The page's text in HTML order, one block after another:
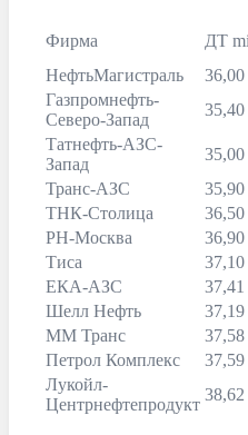
Фирма ДТ
НефтьМагистраль
36,00
Газпромнефть-
Северо-Запад
35,40
Татнефть-АЗС-
Запад
35,00
Транс-АЗС
35,90
ТНК-Столица
36,50
РН-Москва
36,90
Тиса
37,10
ЕКА-АЗС
37,41
Шелл Нефть
37,19
ММ Транс
37,58
Петрол Комплекс
37,59
Лукойл-
Центрнефтепродукт
38,62